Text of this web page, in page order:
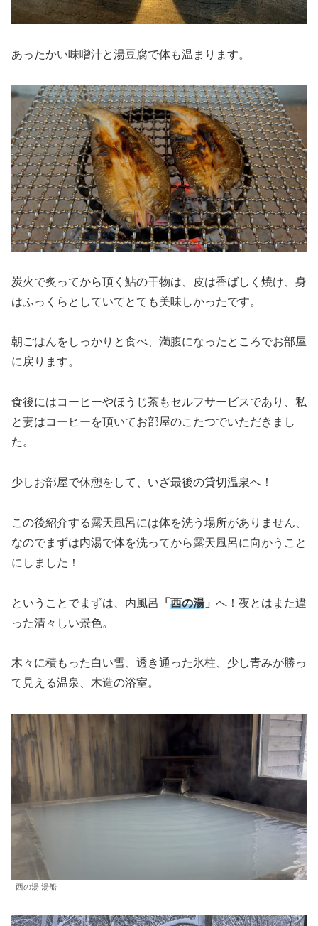
あったかい味噌汁と湯豆腐で体も温まります。
炭火で炙ってから頂く鮎の干物は、皮は香ばしく焼け、身
はふっくらとしていてとても美味しかったです。
朝ごはんをしっかりと食べ、満腹になったところでお部屋
に戻ります。
食後にはコーヒーやほうじ茶もセルフサービスであり、私
と妻はコーヒーを頂いてお部屋のこたつでいただきまし
た。
少しお部屋で休憩をして、いざ最後の貸切温泉へ！
この後紹介する露天風呂には体を洗う場所がありません、
なのでまずは内湯で体を洗ってから露天風呂に向かうこと
にしました！
ということでまずは、内風呂 「 西の湯」 へ！夜とはまた違
った清々しい景色。
木々に積もった白い雪、透き通った氷柱、少し青みが勝っ
て見える温泉、木造の浴室。
西の湯 湯船